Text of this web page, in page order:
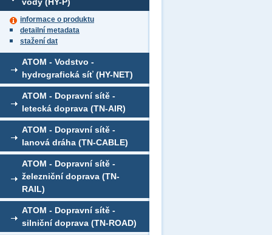
informace o produktu
detailní metadata
stažení dat
ATOM - Vodstvo -
hydrografická síť (HY-NET)
ATOM - Dopravní sítě -
letecká doprava (TN-AIR)
ATOM - Dopravní sítě -
lanová dráha (TN-CABLE)
ATOM - Dopravní sítě -
železniční doprava (TN-
RAIL)
ATOM - Dopravní sítě -
silniční doprava (TN-ROAD)